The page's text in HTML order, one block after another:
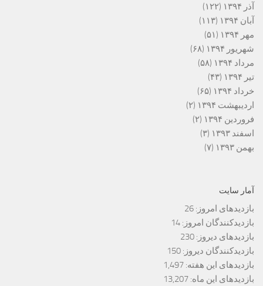
آذر ۱۳۹۴
(۱۲۲)
آبان ۱۳۹۴
(۱۱۳)
مهر ۱۳۹۴
(۵۱)
شهریور ۱۳۹۴
(۶۸)
مرداد ۱۳۹۴
(۵۸)
تیر ۱۳۹۴
(۴۳)
خرداد ۱۳۹۴
(۶۵)
اردیبهشت ۱۳۹۴
(۲)
فروردین ۱۳۹۴
(۲)
اسفند ۱۳۹۳
(۳)
بهمن ۱۳۹۳
(۷)
آمار سایت
بازدیدهای امروز: 26
بازدیدکنندگان امروز: 14
بازدیدهای دیروز: 230
بازدیدکنندگان دیروز: 150
بازدیدهای این هفته: 1,497
بازدیدهای این ماه: 13,207